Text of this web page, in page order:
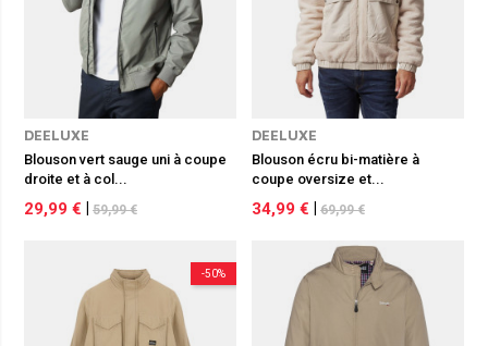
DEELUXE
Blouson vert sauge uni à coupe
droite et à col...
29,99 € 59,99 €
DEELUXE
Blouson écru bi-matière à
coupe oversize et...
34,99 € 69,99 €
-50%